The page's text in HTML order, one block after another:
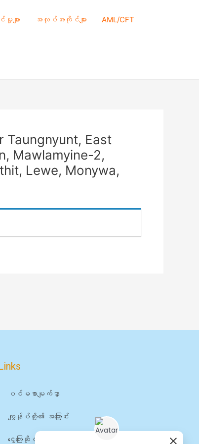
များ အလုပ်အကိုင်များ AML/CFT
Taungnyunt, East
Mawlamyine-2,
Lewe, Monywa,
ပင်မစာမျက်နှာ
ကျွန်ုပ်တို့၏ အကြောင်း
ငွေကြေးဆိုင်ရာ ဝန်ဆောင်မှုများ